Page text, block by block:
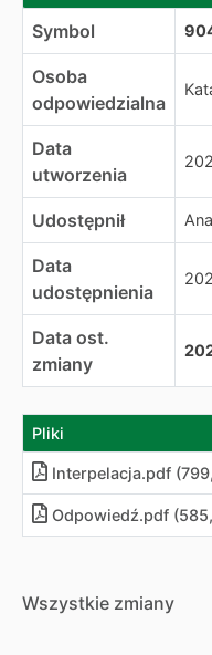
Symbol
Osoba
odpowiedzialna
Data
utworzenia
Udostępnił
Data
udostępnienia
Data ost.
zmiany
Pliki
Interpelacja.pdf
Odpowiedź.pdf
Wszystkie zmiany